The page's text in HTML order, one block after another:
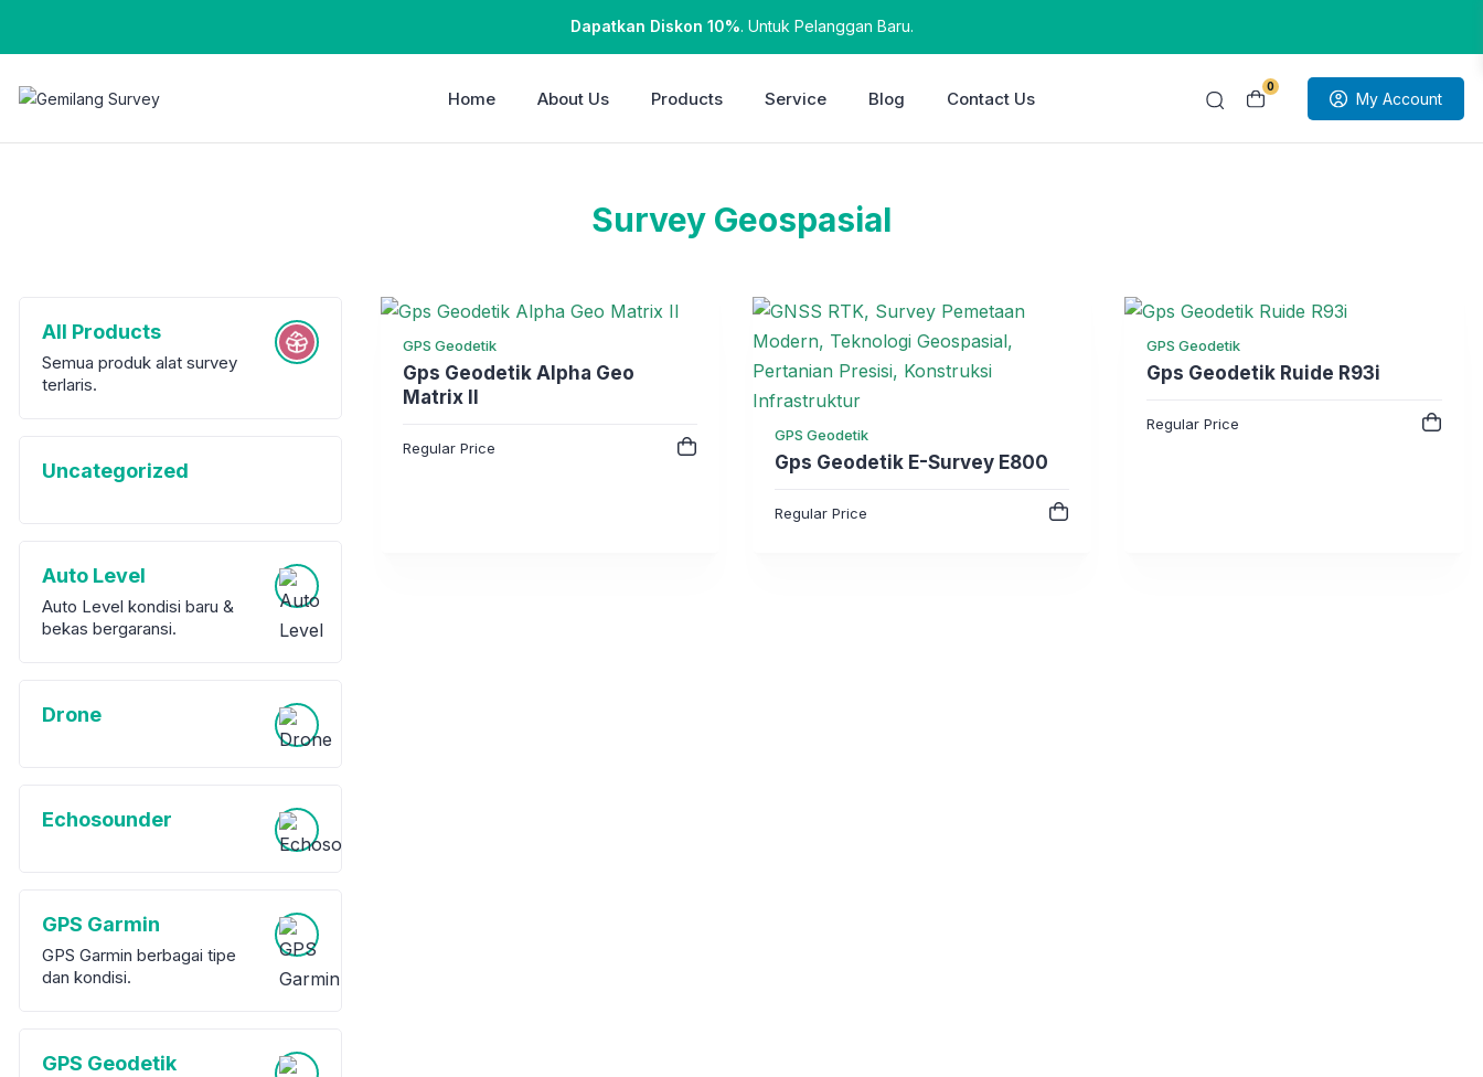
Dapatkan Diskon 10%. Untuk Pelanggan Baru.
0
My Account
Home About Us Products Service Blog Contact Us
Survey Geospasial
All Products
Semua produk alat survey
terlaris.
Uncategorized
Auto Level
Auto Level kondisi baru &
bekas bergaransi.
Drone
Echosounder
GPS Garmin
GPS Garmin berbagai tipe
dan kondisi.
GPS Geodetik
GPS Geodetik
Gps Geodetik Alpha Geo
Matrix II
Regular Price
GPS Geodetik
Gps Geodetik E-Survey E800
Regular Price
GPS Geodetik
Gps Geodetik Ruide R93i
Regular Price